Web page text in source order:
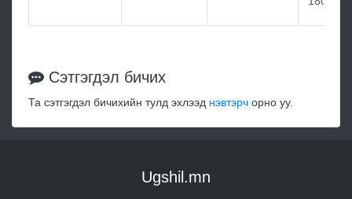
Сэтгэгдэл бичих
Та сэтгэгдэл бичихийн тулд эхлээд нэвтэрч орно уу.
Ugshil.mn